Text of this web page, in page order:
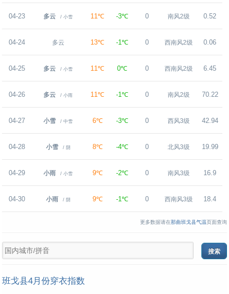
04-23 多云 / 小雪 11℃ -3℃ 0 南风2级 0.52
04-24 多云 13℃ -1℃ 0 西南风2级 0.06
04-25 多云 / 小雪 11℃ 0℃ 0 西南风2级 6.45
04-26 多云 / 小雨 11℃ -1℃ 0 南风2级 70.22
04-27 小雪 / 中雪 6℃ -3℃ 0 西风3级 42.94
04-28 小雪 / 阴 8℃ -4℃ 0 北风3级 19.99
04-29 小雨 / 小雪 9℃ -2℃ 0 南风3级 16.9
04-30 小雨 / 阴 9℃ -1℃ 0 西南风3级 18.4
更多数据请在那曲班戈县气温页面查询
班戈县4月份穿衣指数